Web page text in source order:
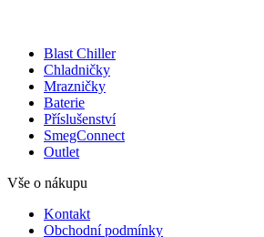
Blast Chiller
Chladničky
Mrazničky
Baterie
Příslušenství
SmegConnect
Outlet
Vše o nákupu
Kontakt
Obchodní podmínky